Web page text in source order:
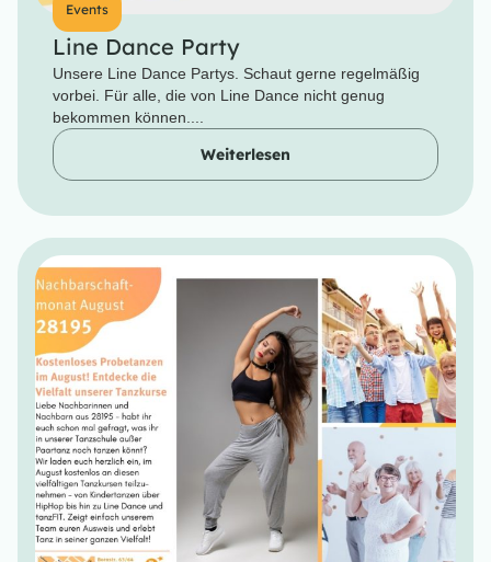
Events
Line Dance Party
Unsere Line Dance Partys. Schaut gerne regelmäßig
vorbei. Für alle, die von Line Dance nicht genug
bekommen können....
Weiterlesen